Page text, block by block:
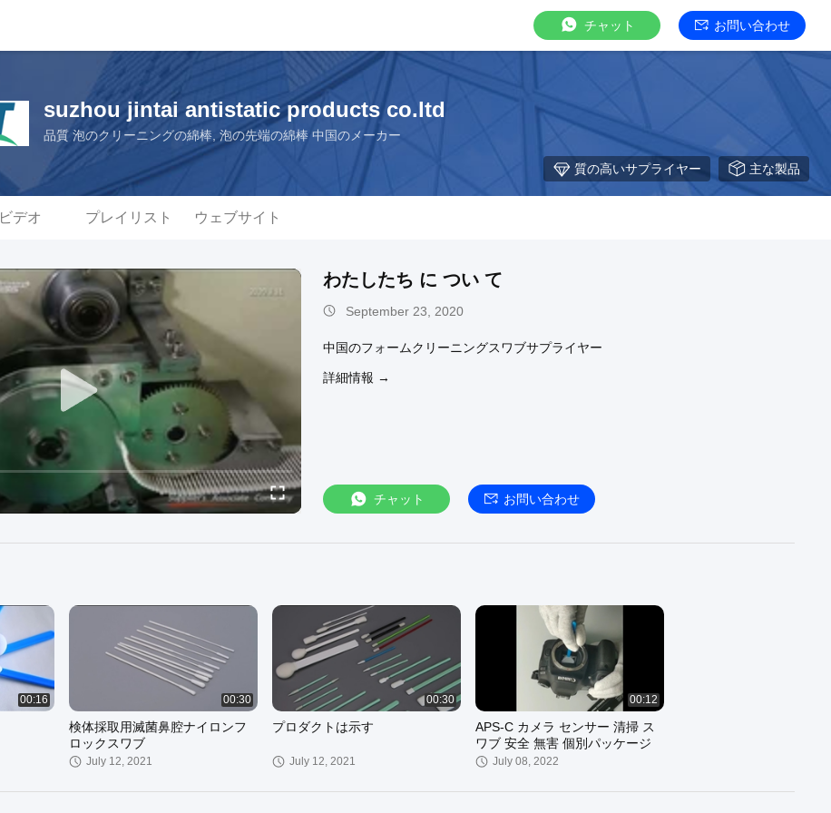
チャット お問い合わせ
suzhou jintai antistatic products co.ltd
品質 泡のクリーニングの綿棒, 泡の先端の綿棒 中国のメーカー
質の高いサプライヤー 主な製品
ビデオ プレイリスト ウェブサイト
わたしたち に つい て
September 23, 2020
中国のフォームクリーニングスワブサプライヤー
詳細情報 →
チャット お問い合わせ
00:16 00:30
検体採取用滅菌鼻腔ナイロンフ
ロックスワブ
July 12, 2021
00:30
プロダクトは示す
July 12, 2021
00:12
APS-C カメラ センサー 清掃 ス
ワブ 安全 無害 個別パッケージ
July 08, 2022